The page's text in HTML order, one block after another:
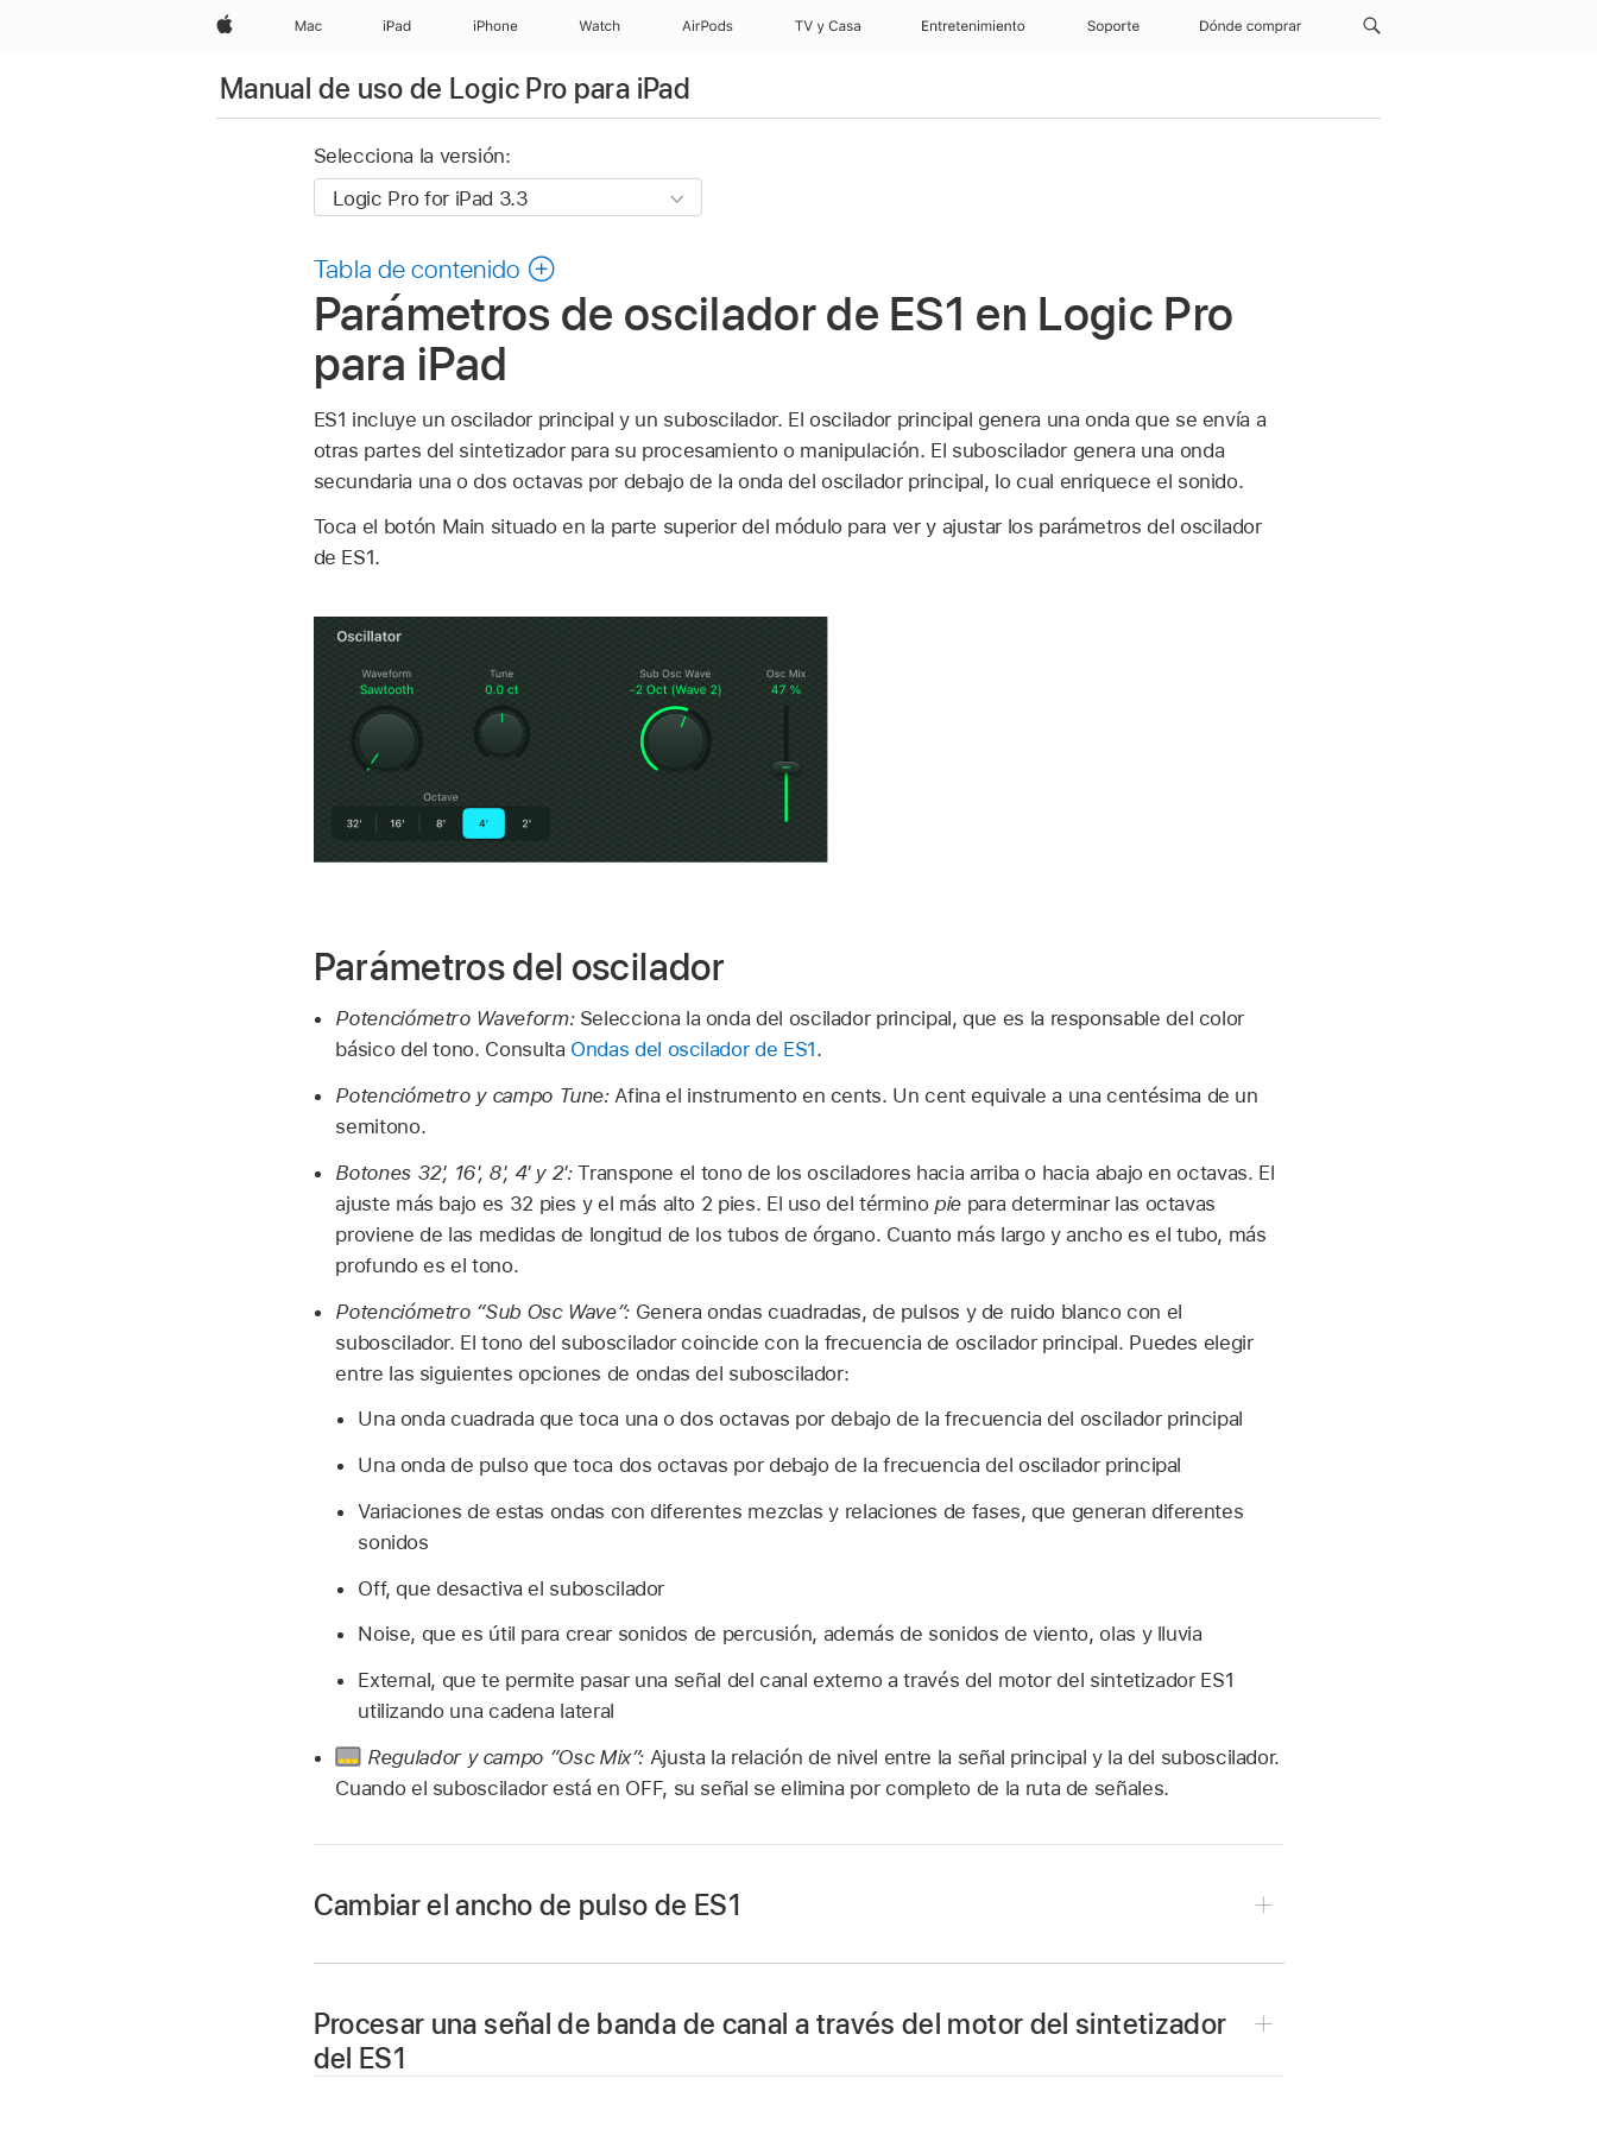
Apple Mac iPad iPhone Watch AirPods TV y Casa Entretenimiento Soporte Dónde comprar
Manual de uso de Logic Pro para iPad
Selecciona la versión:
Tabla de contenido
Parámetros de oscilador de ES1 en Logic Pro
para iPad
ES1 incluye un oscilador principal y un suboscilador. El oscilador principal genera una onda que se envía a
otras partes del sintetizador para su procesamiento o manipulación. El suboscilador genera una onda
secundaria una o dos octavas por debajo de la onda del oscilador principal, lo cual enriquece el sonido.
Toca el botón Main situado en la parte superior del módulo para ver y ajustar los parámetros del oscilador
de ES1.
Parámetros del oscilador
Potenciómetro Waveform:Selecciona la onda del oscilador principal, que es la responsable del color
básico del tono. Consulta Ondas del oscilador de ES1.
Potenciómetro y campo Tune:Afina el instrumento en cents. Un cent equivale a una centésima de un
semitono.
Botones 32', 16', 8', 4' y 2':Transpone el tono de los osciladores hacia arriba o hacia abajo en octavas. El
ajuste más bajo es 32 pies y el más alto 2 pies. El uso del término pie para determinar las octavas
proviene de las medidas de longitud de los tubos de órgano. Cuanto más largo y ancho es el tubo, más
profundo es el tono.
Potenciómetro “Sub Osc Wave”: Genera ondas cuadradas, de pulsos y de ruido blanco con el
suboscilador. El tono del suboscilador coincide con la frecuencia de oscilador principal. Puedes elegir
entre las siguientes opciones de ondas del suboscilador:
Una onda cuadrada que toca una o dos octavas por debajo de la frecuencia del oscilador principal
Una onda de pulso que toca dos octavas por debajo de la frecuencia del oscilador principal
Variaciones de estas ondas con diferentes mezclas y relaciones de fases, que generan diferentes
sonidos
Off, que desactiva el suboscilador
Noise, que es útil para crear sonidos de percusión, además de sonidos de viento, olas y lluvia
External, que te permite pasar una señal del canal externo a través del motor del sintetizador ES1
utilizando una cadena lateral
Regulador y campo “Osc Mix”: Ajusta la relación de nivel entre la señal principal y la del suboscilador.
Cuando el suboscilador está en OFF, su señal se elimina por completo de la ruta de señales.
Cambiar el ancho de pulso de ES1
El ancho de pulso también se puede controlar automáticamente con moduladores (consulta
Parámetros de modulación de ES1
Procesar una señal de banda de canal a través del motor del sintetizador
del ES1